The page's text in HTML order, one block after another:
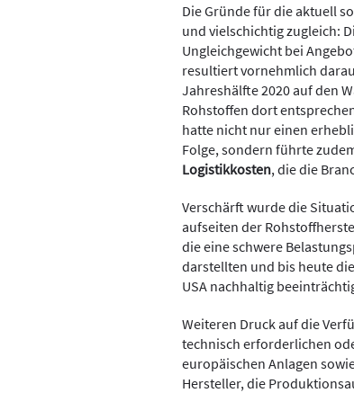
Die Gründe für die aktuell
und vielschichtig zugleich:
Ungleichgewicht bei
resultiert vornehmlich
Jahreshälfte 2020 auf den
Rohstoffen dort
hatte nicht nur einen
Folge, sondern führte
Logistikkosten, die die
Verschärft wurde die
aufseiten der
die eine schwere
darstellten und bis heute
USA nachhaltig
Weiteren Druck auf die
technisch erforderlichen
europäischen Anlagen
Hersteller, die